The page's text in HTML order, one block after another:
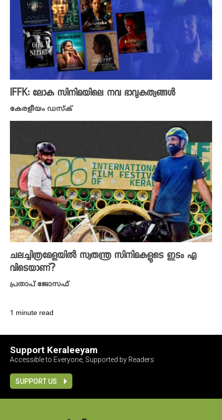
IFFK: ലോക സിനിമയിലെ നവ ഭാവുകത്വങ്ങൾ
കേരളീയം ഡസ്ക്
ചലച്ചിത്രമേളയിൽ സ്വതന്ത്ര സിനിമകളുടെ ഇടം എ
വിടെയാണ്?
പ്രതാപ് ജോസഫ്
1 minute read
Support Keraleeyam
Accessible to Everyone, Supported by Readers
SUPPORT US